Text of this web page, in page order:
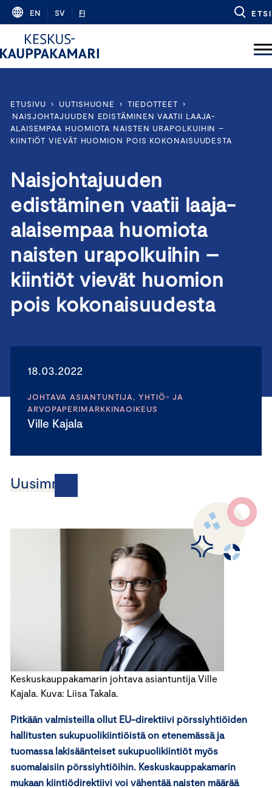
Skip
content
EN SV FI ETSI
ETUSIVU › UUTISHUONE › TIEDOTTEET
›
NAISJOHTAJUUDEN EDISTÄMINEN VAATII LAAJA-
ALAISEMPAA HUOMIOTA NAISTEN URAPOLKUIHIN –
KIINTIÖT VIEVÄT HUOMION POIS KOKONAISUUDESTA
Naisjohtajuuden
edistäminen vaatii laaja-
alaisempaa huomiota
naisten urapolkuihin –
kiintiöt vievät huomion
pois kokonaisuudesta
18.03.2022
JOHTAVA ASIANTUNTIJA, YHTIÖ- JA
ARVOPAPERIMARKKINAOIKEUS
Ville Kajala
Uusimmat
Keskuskauppakamarin johtava asiantuntija Ville
Kajala. Kuva: Liisa Takala.
Pitkään valmisteilla ollut EU-direktiivi pörssiyhtiöiden
hallitusten sukupuolikiintiöistä on etenemässä ja
tuomassa lakisäänteiset sukupuolikiintiöt myös
suomalaisiin pörssiyhtiöihin. Keskuskauppakamarin
mukaan kiintiödirektiivi voi vähentää naisten määrää